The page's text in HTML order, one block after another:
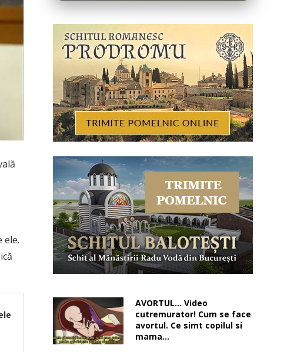
ele.
AVORTUL… Video
cutremurator! Cum se face
avortul. Ce simt copilul si
mama…